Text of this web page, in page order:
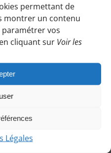
permettant de
montrer un contenu
paramétrer vos
cliquant sur Voir les
Légales
randonnée d’essai
part :
et indiquez-nous votre
pour que l’on puisse
puissions vous répondre